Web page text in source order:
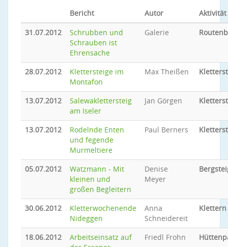
Bericht Autor
Aktivität
31.07.2012
Schrubben und
Schrauben ist
Ehrensache
Galerie
28.07.2012
Klettersteige im
Montafon
Max Theißen
13.07.2012
Salewaklettersteig
am Iseler
Jan Görgen
13.07.2012
Rodelnde Enten
und fegende
Murmeltiere
Paul Berners
05.07.2012
Watzmann - Mit
kleinen und
großen Begleitern
Denise
Meyer
30.06.2012
Kletterwochenende
Nideggen
Anna
Schneidereit
Klettern
18.06.2012
Arbeitseinsatz auf
Friedl Frohn